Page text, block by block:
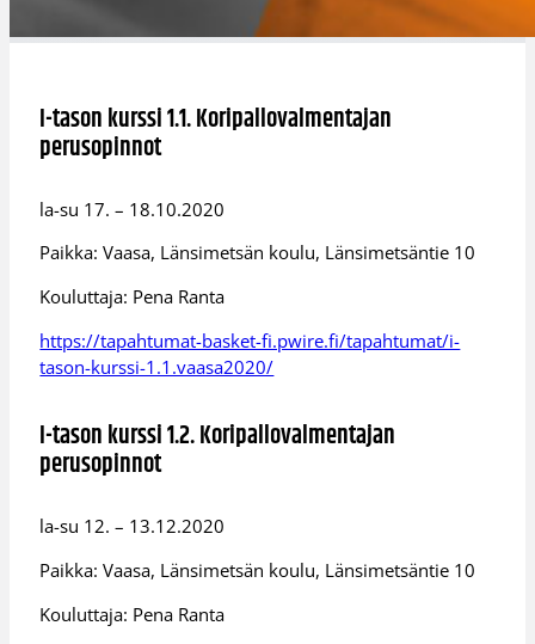
I-tason kurssi 1.1. Koripallovalmentajan
perusopinnot
la-su 17. – 18.10.2020
Paikka: Vaasa, Länsimetsän koulu, Länsimetsäntie 10
Kouluttaja: Pena Ranta
https://tapahtumat-basket-fi.pwire.fi/tapahtumat/i-
tason-kurssi-1.1.vaasa2020/
I-tason kurssi 1.2. Koripallovalmentajan
perusopinnot
la-su 12. – 13.12.2020
Paikka: Vaasa, Länsimetsän koulu, Länsimetsäntie 10
Kouluttaja: Pena Ranta